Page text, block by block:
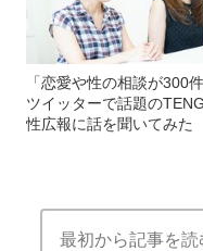
「恋愛や性の相談が300
ツイッターで話題の
性広報に話を聞いてみた
最初から記事を読